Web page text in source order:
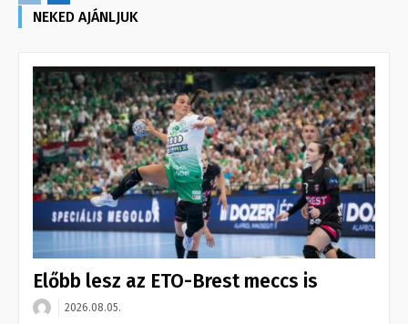
NEKED AJÁNLJUK
Előbb lesz az ETO-Brest meccs is
2026.08.05.